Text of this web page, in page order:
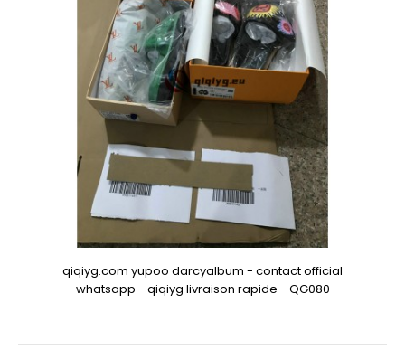
qiqiyg.com yupoo darcyalbum - contact official
whatsapp - qiqiyg livraison rapide - QG080